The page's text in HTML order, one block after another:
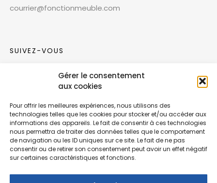
Gérer le consentement
aux cookies
Pour offrir les meilleures expériences, nous utilisons des
technologies telles que les cookies pour stocker et/ou accéder aux
informations des appareils. Le fait de consentir à ces technologies
nous permettra de traiter des données telles que le comportement
de navigation ou les ID uniques sur ce site. Le fait de ne pas
consentir ou de retirer son consentement peut avoir un effet négatif
sur certaines caractéristiques et fonctions.
courrier@fonctionmeuble.com
SUIVEZ-VOUS
Rejoignez notre communauté sur les réseaux
Nouvelles collections, vie de l’équipe ou
inspirations : soyez informés de nos dernières
actualités.